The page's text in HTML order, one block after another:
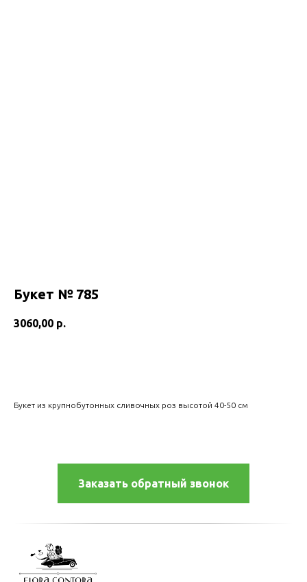
Букет № 785
3060,00 р.
Букет из крупнобутонных сливочных роз высотой 40-50 см
Заказать обратный звонок